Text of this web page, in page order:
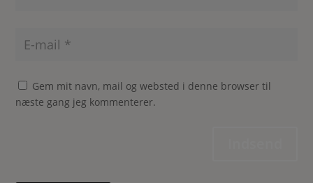
Gem mit navn, mail og websted i denne browser til
næste gang jeg kommenterer.